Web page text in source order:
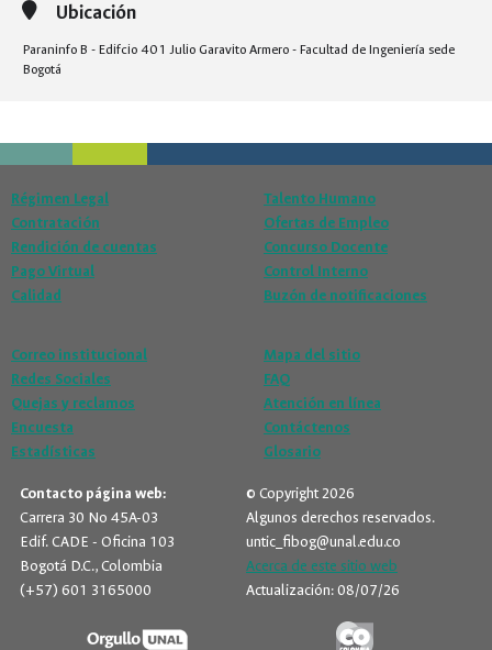
Ubicación
Paraninfo B - Edifcio 401 Julio Garavito Armero - Facultad de Ingeniería sede
Bogotá
Régimen Legal
Contratación
Rendición de cuentas
Pago Virtual
Calidad
Talento Humano
Ofertas de Empleo
Concurso Docente
Control Interno
Buzón de notificaciones
Correo institucional
Redes Sociales
Quejas y reclamos
Encuesta
Estadísticas
Mapa del sitio
FAQ
Atención en línea
Contáctenos
Glosario
Contacto página web:
Carrera 30 No 45A-03
Edif. CADE - Oficina 103
Bogotá D.C., Colombia
(+57) 601 3165000
© Copyright 2026
Algunos derechos reservados.
untic_fibog@unal.edu.co
Acerca de este sitio web
Actualización: 08/07/26